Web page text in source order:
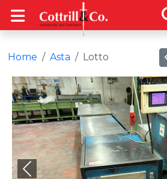
Home Asta Lotto
Previous